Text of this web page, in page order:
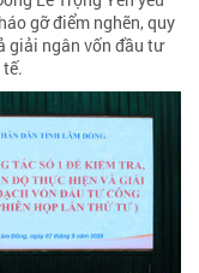
gỡ điểm nghẽn, quy
giải ngân vốn đầu tư